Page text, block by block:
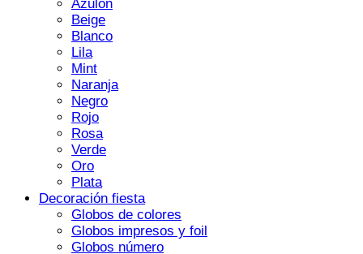
Azulón
Beige
Blanco
Lila
Mint
Naranja
Negro
Rojo
Rosa
Verde
Oro
Plata
Decoración fiesta
Globos de colores
Globos impresos y foil
Globos número